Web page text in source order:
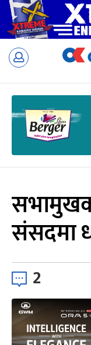
Skip
संसदमा
2